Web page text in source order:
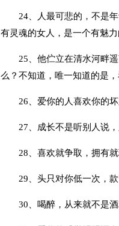
24、人最可悲的，不是
有灵魂的女人，是一个有魅
25、他伫立在清水河畔
么？不知道，唯一知道的是
26、爱你的人喜欢你的
27、成长不是听别人说
28、喜欢就争取，拥有
29、头只对你低一次，
30、喝醉，从来就不是